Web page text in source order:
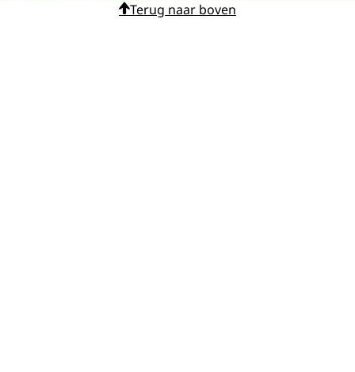
Terug naar boven